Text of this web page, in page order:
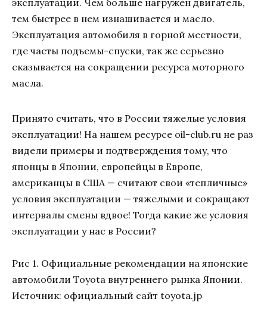
эксплуатации. Чем больше нагружен двигатель,
тем быстрее в нем изнашивается и масло.
Эксплуатация автомобиля в горной местности,
где часты подъемы-спуски, так же серьезно
сказывается на сокращении ресурса моторного
масла.
Принято считать, что в России тяжелые условия
эксплуатации! На нашем ресурсе oil-club.ru не раз
видели примеры и подтверждения тому, что
японцы в Японии, европейцы в Европе,
американцы в США — считают свои «тепличные»
условия эксплуатации — тяжелыми и сокращают
интервалы смены вдвое! Тогда какие же условия
эксплуатации у нас в России?
Рис 1. Официальные рекомендации на японские
автомобили Toyota внутреннего рынка Японии.
Источник: официальный сайт toyota.jp